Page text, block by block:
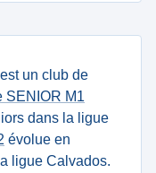
est un club de
SENIOR M1
dans la ligue
évolue en
ligue Calvados.